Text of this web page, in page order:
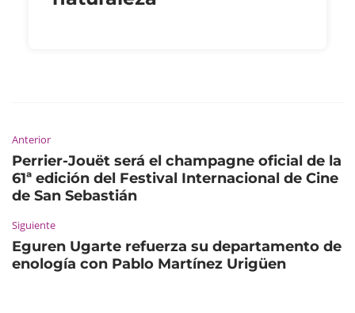
Anterior
Perrier-Jouët será el champagne oficial de la
61ª edición del Festival Internacional de Cine
de San Sebastián
Siguiente
Eguren Ugarte refuerza su departamento de
enología con Pablo Martínez Urigüen